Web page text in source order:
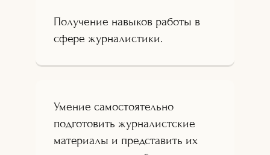
Получение навыков работы в
сфере журналистики.
Умение самостоятельно
подготовить журналистские
материалы и представить их